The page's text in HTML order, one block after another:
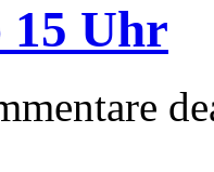
15 Uhr